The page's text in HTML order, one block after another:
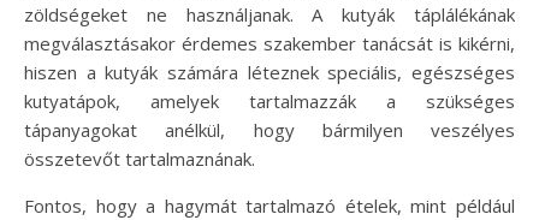
zöldségeket ne használjanak. A kutyák táplálékának
megválasztásakor érdemes szakember tanácsát is kikérni,
hiszen a kutyák számára léteznek speciális, egészséges
kutyatápok, amelyek tartalmazzák a szükséges
tápanyagokat anélkül, hogy bármilyen veszélyes
összetevőt tartalmaznának.
Fontos, hogy a hagymát tartalmazó ételek, mint például